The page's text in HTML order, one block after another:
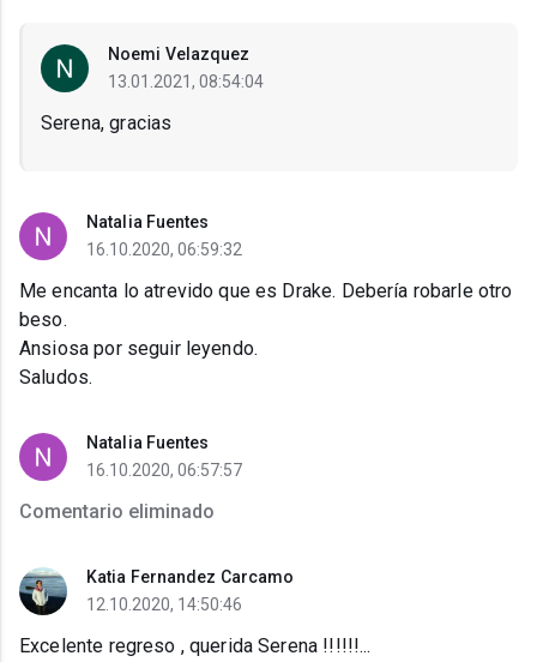
Noemi Velazquez
13.01.2021, 08:54:04
Serena, gracias
Natalia Fuentes
16.10.2020, 06:59:32
Me encanta lo atrevido que es Drake. Debería robarle otro
beso.
Ansiosa por seguir leyendo.
Saludos.
Natalia Fuentes
16.10.2020, 06:57:57
Comentario eliminado
Katia Fernandez Carcamo
12.10.2020, 14:50:46
Excelente regreso , querida Serena !!!!!!...